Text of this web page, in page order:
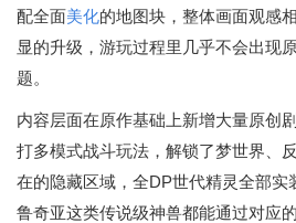
配全面美化的地图块，整体画面观感
显的升级，游玩过程里几乎不会出现
题。
内容层面在原作基础上新增大量原创
打多模式战斗玩法，解锁了梦世界、
在的隐藏区域，全DP世代精灵全部实
鲁奇亚这类传说级神兽都能通过对应